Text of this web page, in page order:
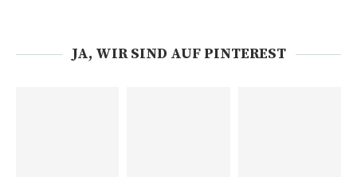
JA, WIR SIND AUF PINTEREST